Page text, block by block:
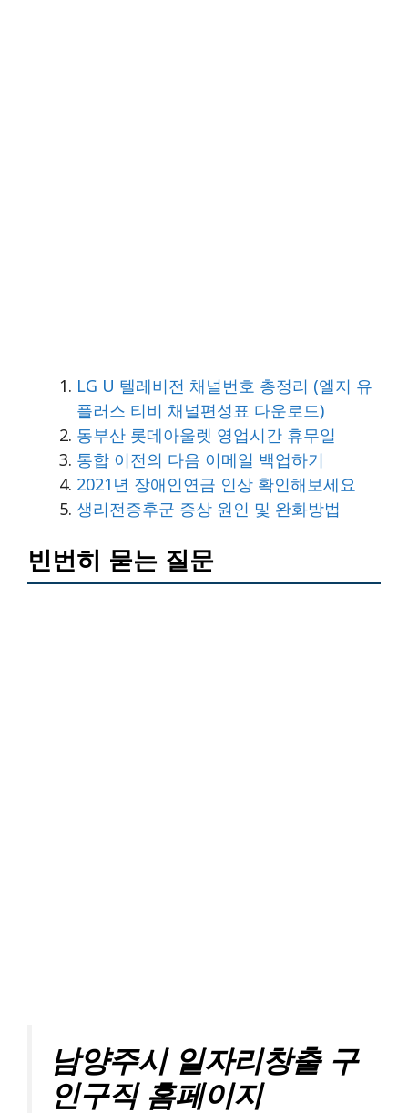
LG U 텔레비전 채널번호 총정리 (엘지 유
플러스 티비 채널편성표 다운로드)
동부산 롯데아울렛 영업시간 휴무일
통합 이전의 다음 이메일 백업하기
2021년 장애인연금 인상 확인해보세요
생리전증후군 증상 원인 및 완화방법
빈번히 묻는 질문
남양주시 일자리창출 구
인구직 홈페이지